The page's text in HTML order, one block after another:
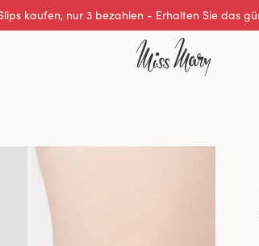
Hervorragende 0 von 5